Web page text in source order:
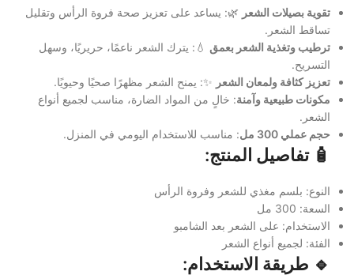
تقوية بصيلات الشعر 🌿: يساعد على تعزيز صحة فروة الرأس وتقليل
تساقط الشعر.
ترطيب وتغذية الشعر بعمق 💧: يترك الشعر ناعمًا، حريريًا، وسهل
التسريح.
تعزيز كثافة ولمعان الشعر ✨: يمنح الشعر مظهرًا صحيًا وحيويًا.
مكونات طبيعية وآمنة: خالٍ من المواد الضارة، مناسب لجميع أنواع
الشعر.
حجم عملي 300 مل
: مناسب للاستخدام اليومي في المنزل.
🧴 تفاصيل المنتج:
النوع: بلسم مغذي للشعر وفروة الرأس
السعة: 300 مل
الاستخدام: على الشعر بعد الشامبو
الفئة: لجميع أنواع الشعر
🔹 طريقة الاستخدام: